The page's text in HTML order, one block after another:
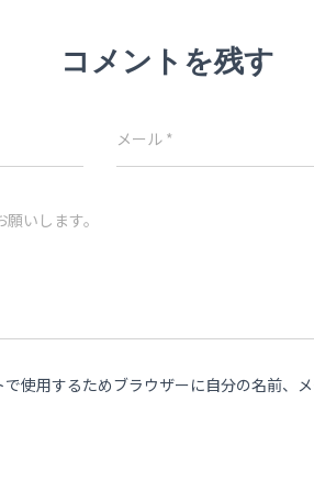
コメントを残す
メール *
いします。
使用するためブラウザーに自分の名前、